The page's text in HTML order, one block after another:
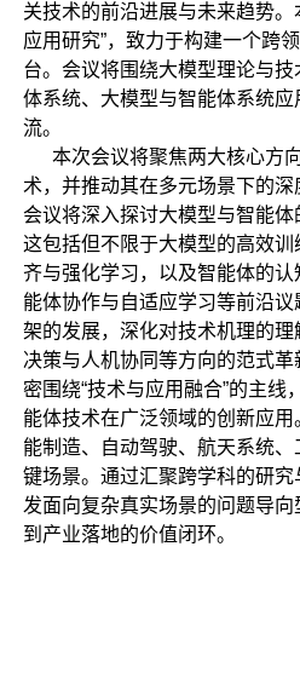
关技术的前沿进展与未来趋势。
应用研究”，致力于构建一个跨
台。会议将围绕大模型理论与
体系统、大模型与智能体系统
流。
本次会议将聚焦两大核心方
术，并推动其在多元场景下的深
会议将深入探讨大模型与智能体
这包括但不限于大模型的高效
齐与强化学习，以及智能体的
能体协作与自适应学习等前沿
架的发展，深化对技术机理的
决策与人机协同等方向的范式
密围绕“技术与应用融合”的主线
能体技术在广泛领域的创新应
能制造、自动驾驶、航天系统
键场景。通过汇聚跨学科的研
发面向复杂真实场景的问题导
到产业落地的价值闭环。